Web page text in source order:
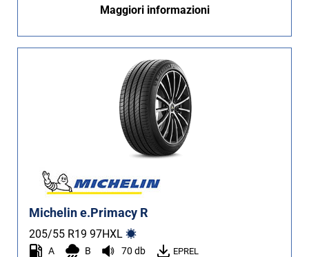
Non Run flat (62)
Maggiori informazioni
Michelin e.Primacy R
205/55 R19 97HXL
A B 70 db EPREL